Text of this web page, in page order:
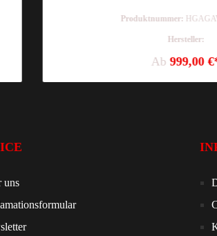
Produktnummer:
Hersteller:
Ab999,00
uns